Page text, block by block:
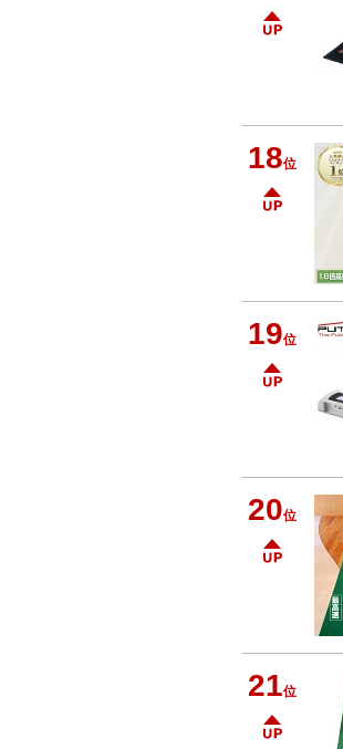
18位
19位
20位
21位